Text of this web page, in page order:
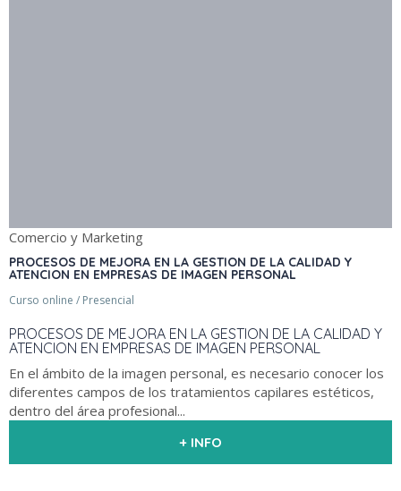
Comercio y Marketing
PROCESOS DE MEJORA EN LA GESTION DE LA CALIDAD Y
ATENCION EN EMPRESAS DE IMAGEN PERSONAL
Curso online / Presencial
PROCESOS DE MEJORA EN LA GESTION DE LA CALIDAD Y
ATENCION EN EMPRESAS DE IMAGEN PERSONAL
En el ámbito de la imagen personal, es necesario conocer los
diferentes campos de los tratamientos capilares estéticos,
dentro del área profesional...
+ INFO